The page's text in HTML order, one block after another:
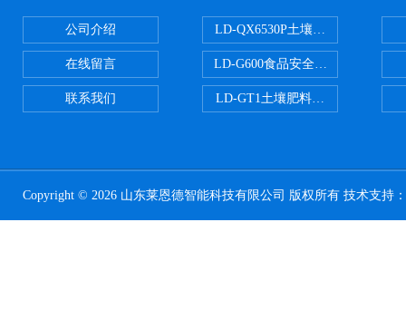
公司介绍
在线留言
联系我们
LD-QX6530P土壤氧化还原电位检
LD-G600食品安全检测仪
LD-GT1土壤肥料养分检测仪
Copyright © 2026 山东莱恩德智能科技有限公司 版权所有 技术支持：